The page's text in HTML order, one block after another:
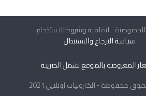
اتفاقية وشروط الاستخدام
سياسة الارجاع والاستبدال
المعروضة بالموقع تشمل الضريبة
محفوظة - الكترونيات اونلاين 2021